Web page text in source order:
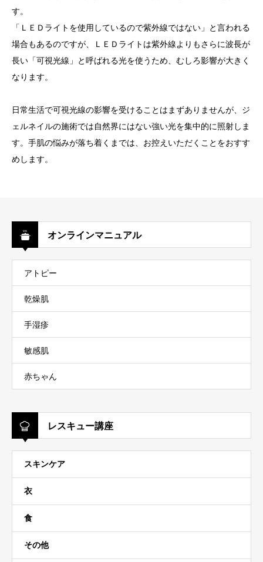
す。
「ＬＥＤライトを使用しているので紫外線ではない」と言われる
場合もあるのですが、ＬＥＤライトは紫外線よりもさらに波長が
長い「可視光線」と呼ばれる光を使うため、むしろ影響が大きく
なります。
日常生活で可視光線の影響を受けることはまずありませんが、ジ
ェルネイルの施術では自然界にはない強い光を集中的に照射しま
す。手肌の悩みが落ち着くまでは、お控えいただくことをおすす
めします。
オンラインマニュアル
アトピー
乾燥肌
手湿疹
敏感肌
赤ちゃん
レスキュー講座
スキンケア
衣
食
その他